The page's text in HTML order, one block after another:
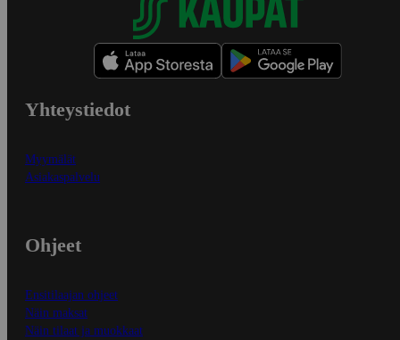
Yhteystiedot
Myymälät
Asiakaspalvelu
Ohjeet
Ensitilaajan ohjeet
Näin maksat
Näin tilaat ja muokkaat